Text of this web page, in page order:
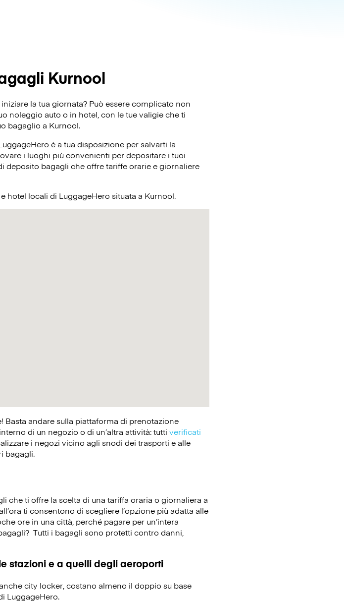
Kurnool
la tua giornata? Può essere complicato non
noleggio auto o in hotel, con le tue valigie che ti
bagaglio a Kurnool.
è a tua disposizione per salvarti la
i luoghi più convenienti per depositare i tuoi
deposito bagagli che offre tariffe orarie e giornaliere
hotel locali di LuggageHero situata a Kurnool.
andare sulla piattaforma di prenotazione
di un negozio o di un’altra attività: tutti verificati
i negozi vicino agli snodi dei trasporti e alle
bagagli.
che ti offre la scelta di una tariffa oraria o giornaliera a
ti consentono di scegliere l’opzione più adatta alle
ore in una città, perché pagare per un’intera
Tutti i bagagli sono protetti contro danni,
stazioni e a quelli degli aeroporti
city locker, costano almeno il doppio su base
LuggageHero.